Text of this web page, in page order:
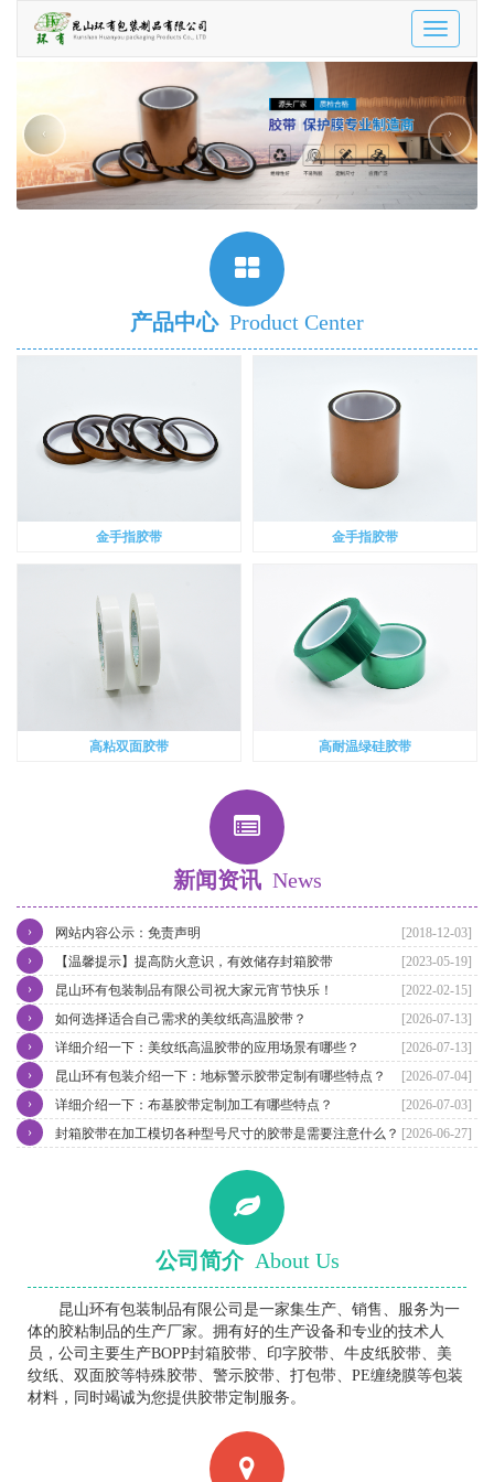
Toggle
‹ ›
产品中心 Product Center
金手指胶带 金手指胶带
高粘双面胶带 高耐温绿硅胶带
新闻资讯 News
[2018-12-03]
网站内容公示：免责声明
›
[2023-05-19]
【温馨提示】提高防火意识，有效储存封箱胶带
›
[2022-02-15]
昆山环有包装制品有限公司祝大家元宵节快乐！
›
[2026-07-13]
如何选择适合自己需求的美纹纸高温胶带？
›
[2026-07-13]
详细介绍一下：美纹纸高温胶带的应用场景有哪些？
›
[2026-07-04]
昆山环有包装介绍一下：地标警示胶带定制有哪些特点？
›
[2026-07-03]
详细介绍一下：布基胶带定制加工有哪些特点？
›
[2026-06-27]
封箱胶带在加工模切各种型号尺寸的胶带是需要注意什么？
›
公司简介 About Us
昆山环有包装制品有限公司是一家集生产、销售、服务为一
体的胶粘制品的生产厂家。拥有好的生产设备和专业的技术人
员，公司主要生产BOPP封箱胶带、印字胶带、牛皮纸胶带、美
纹纸、双面胶等特殊胶带、警示胶带、打包带、PE缠绕膜等包装
材料，同时竭诚为您提供胶带定制服务。